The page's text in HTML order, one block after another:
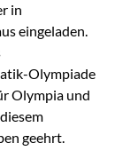
in
eingeladen.
Olympiade
Olympia und
geehrt.